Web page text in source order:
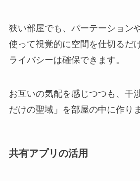
狭い部屋でも、パーテーション
使って視覚的に空間を仕切るだ
ライバシーは確保できます。
お互いの気配を感じつつも、干
だけの聖域」を部屋の中に作り
共有アプリの活用